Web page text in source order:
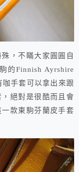
，不瞞大家圓圓自
的Finnish Ayrshire
手套可以拿出來跟
絕對是很酷而且會
款東駒芬蘭皮手套